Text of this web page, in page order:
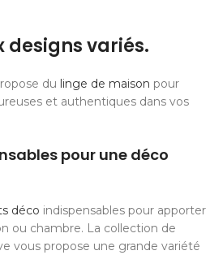
designs variés.
du linge de maison pour
et authentiques dans vos
pour une déco
déco indispensables pour apporter
ou chambre. La collection de
vous propose une grande variété